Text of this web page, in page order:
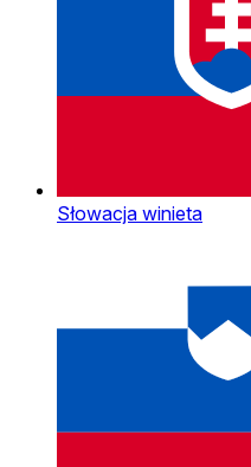
Słowacja winieta